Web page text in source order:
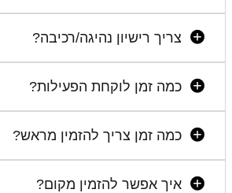
צריך רישיון נהיגה/רכיבה?
כמה זמן לוקחת הפעילות?
כמה זמן צריך להזמין מראש?
איך אפשר להזמין מקום?